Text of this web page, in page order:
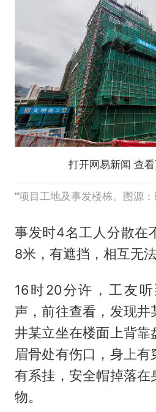
打开网易新闻 查
项目工地及事发楼栋。图源
事发时4名工人分散在
8米，有遮挡，相互无法
16时20分许，工友
声，前往查看，发现井
井某立坐在楼面上背靠
眉骨处有伤口，身上
有系挂，安全帽掉落在
物。